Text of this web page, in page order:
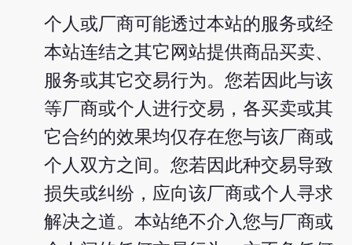
个人或厂商可能透过本站的服务或经
本站连结之其它网站提供商品买卖、
服务或其它交易行为。您若因此与该
等厂商或个人进行交易，各买卖或其
它合约的效果均仅存在您与该厂商或
个人双方之间。您若因此种交易导致
损失或纠纷，应向该厂商或个人寻求
解决之道。本站绝不介入您与厂商或